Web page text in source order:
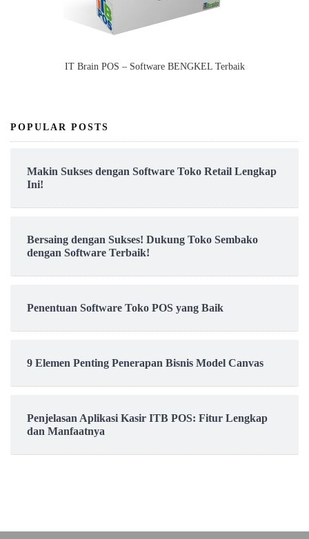
IT Brain POS – Software BENGKEL Terbaik
POPULAR POSTS
Makin Sukses dengan Software Toko Retail Lengkap
Ini!
Bersaing dengan Sukses! Dukung Toko Sembako
dengan Software Terbaik!
Penentuan Software Toko POS yang Baik
9 Elemen Penting Penerapan Bisnis Model Canvas
Penjelasan Aplikasi Kasir ITB POS: Fitur Lengkap
dan Manfaatnya